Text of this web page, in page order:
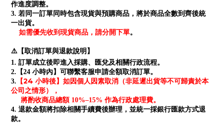
作進度調整。
3. 若同一訂單同時包含現貨與預購商品，將於商品全數到齊後統
一出貨。
如需優先收到現貨商品，請分開下單。
⚠️【取消訂單與退款說明】
1. 訂單成立後即進入採購、匯兌及相關行政流程。
2.【24 小時內】可聯繫客服申請全額取消訂單。
3.
【24 小時後】如因個人因素取消（非延遲出貨等不可歸責於本
公司之情形），
將酌收商品總額 10%–15% 作為行政處理費。
4. 退款金額將扣除相關手續費後辦理，並統一採銀行匯款方式退
款。